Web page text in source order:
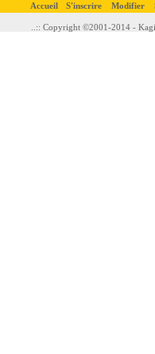
Accueil S'inscrire Modifier
..:: Copyright ©2001-2014 -